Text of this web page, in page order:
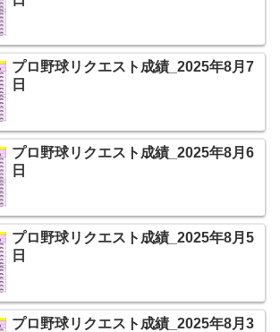
プロ野球リクエスト成績_2025年8月7
日
プロ野球リクエスト成績_2025年8月6
日
プロ野球リクエスト成績_2025年8月5
日
プロ野球リクエスト成績_2025年8月3